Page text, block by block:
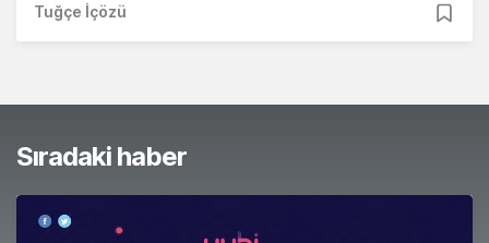
Tuğçe İçözü
Sıradaki haber